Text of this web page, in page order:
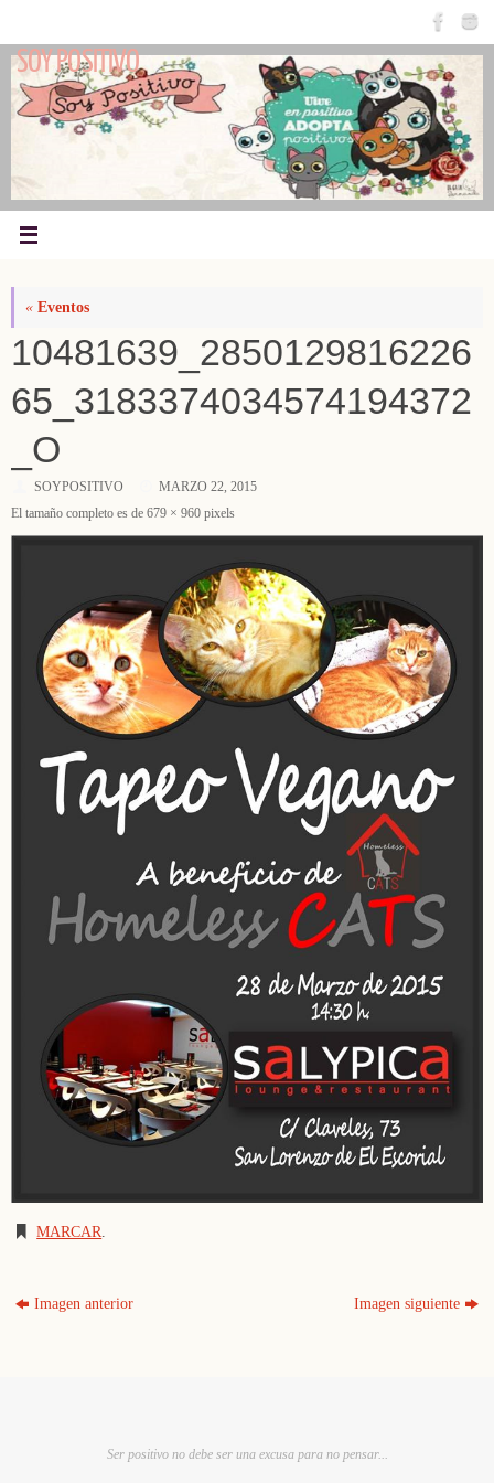
contenido
SOY POSITIVO
« Eventos
10481639_2850129816226
65_3183374034574194372
_O
SOYPOSITIVO
MARZO 22, 2015
El tamaño completo es de 679 × 960 pixels
MARCAR.
Imagen anterior Imagen siguiente
Ser positivo no debe ser una excusa para no pensar...